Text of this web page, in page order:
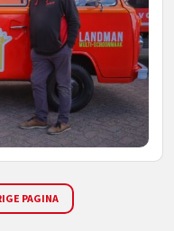
PAGINA